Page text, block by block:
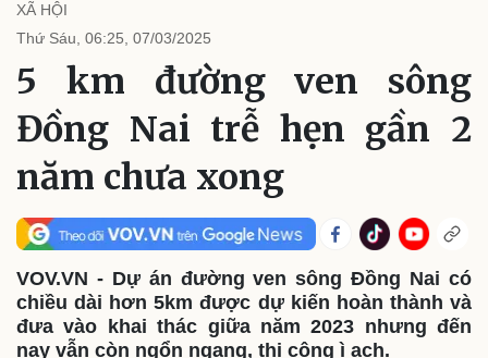
Chính trị
Đảng
Tổ chức nhân sự
Quốc hội
Nhận diện sự thật
Tin 24h
Dự báo thời tiết
Giáo dục
Dấu ấn VOV
Biển đảo
XÃ HỘI
Thứ Sáu, 06:25, 07/03/2025
5 km đường ven sông
Đồng Nai trễ hẹn gần 2
năm chưa xong
VOV.VN - Dự án đường ven sông Đồng Nai có
chiều dài hơn 5km được dự kiến hoàn thành và
đưa vào khai thác giữa năm 2023 nhưng đến
nay vẫn còn ngổn ngang, thi công ì ạch.